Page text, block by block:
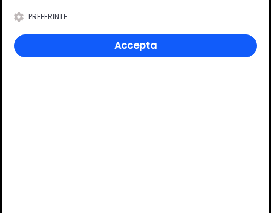
Întrebări și răspunsuri
PREFERINTE
Accepta